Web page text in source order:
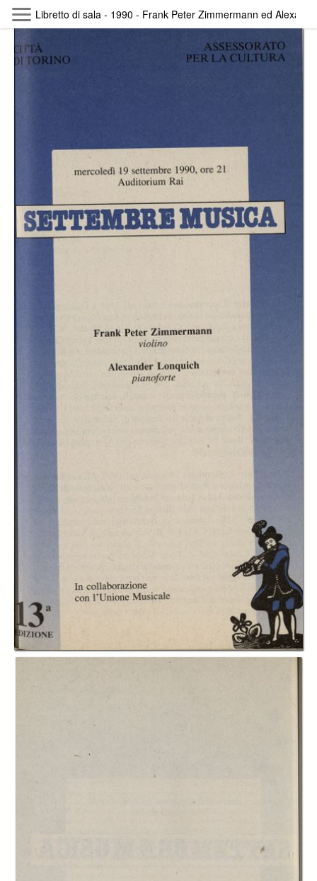
Skip to main content
Follow The Byterfly And Enjoy Open
Knowledge
Policy Collections Providers Exhibitions
Search Term
Libretto di sala - 1990 - Frank Peter Zimmermann ed
Libretti di sala - Settembre Musica (1978-2006)